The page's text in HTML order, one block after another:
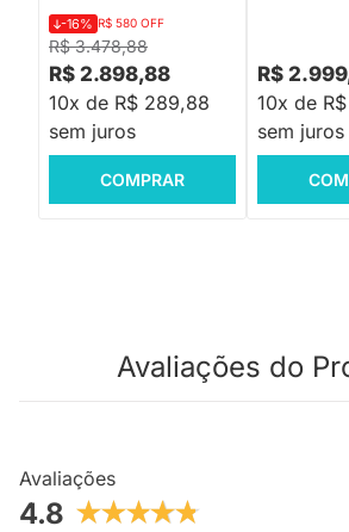
R$ 3.478,88
-16% R$ 580 OFF
R$ 2.898,88
10x de R$ 289,88
sem juros
COMPRAR
R$
10x de
sem juros
Avaliações do
Avaliações
4.8